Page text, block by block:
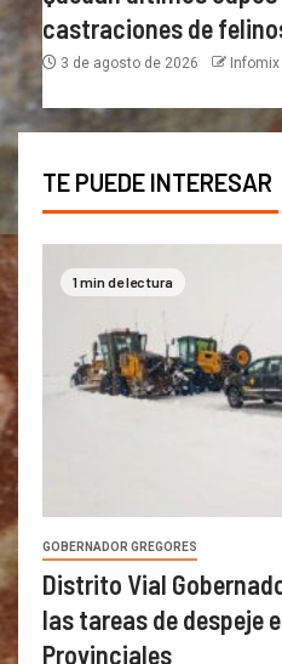
castraciones de
3 de agosto de 2026 Infomix
TE PUEDE INTERESAR
1 min de lectura
GOBERNADOR GREGORES
Distrito Vial
las tareas de despeje
Provinciales